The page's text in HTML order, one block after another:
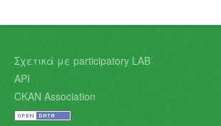
Σχετικά με participatory LAB
API
CKAN Association